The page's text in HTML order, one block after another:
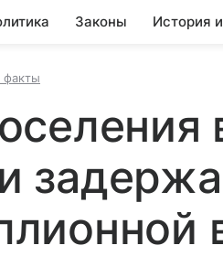
Законы История
факты